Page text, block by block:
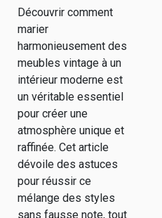
un espace
moderne ?
Découvrir comment
marier
harmonieusement des
meubles vintage à un
intérieur moderne est
un véritable essentiel
pour créer une
atmosphère unique et
raffinée. Cet article
dévoile des astuces
pour réussir ce
mélange des styles
sans fausse note, tout